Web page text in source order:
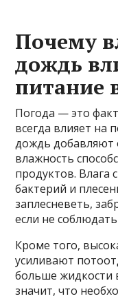
Почему
дождь
питание
Погода — это
всегда влияет на
дождь добавляют
влажность
продуктов. Влага
бактерий и
заплесневеть,
если не
Кроме того,
усиливают
больше жидкости
значит, что